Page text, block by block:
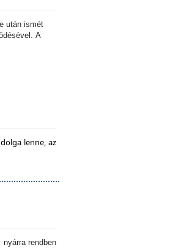
után ismét
A
lenne, az
rendben